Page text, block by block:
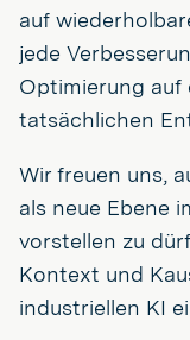
auf
jede
Optimierung auf
tatsächlichen
Wir freuen uns,
als neue Ebene
vorstellen zu
Kontext und
industriellen KI